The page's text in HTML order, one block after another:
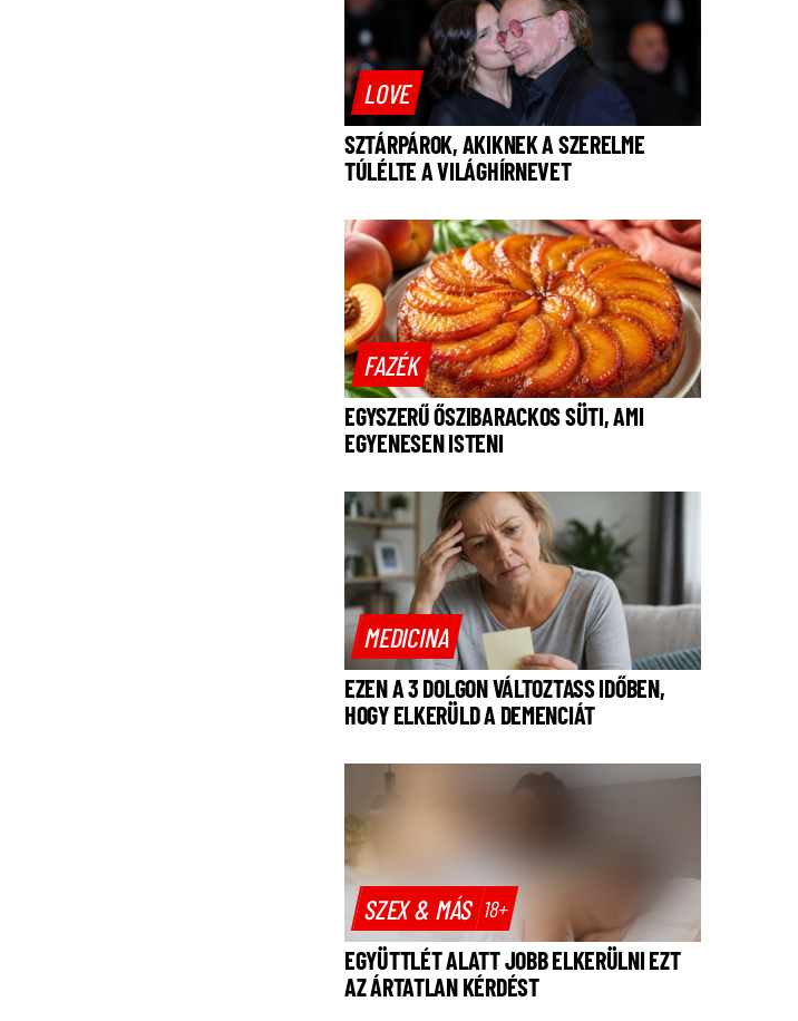
LOVE
SZTÁRPÁROK, AKIKNEK A SZERELME
TÚLÉLTE A VILÁGHÍRNEVET
FAZÉK
EGYSZERŰ ŐSZIBARACKOS SÜTI, AMI
EGYENESEN ISTENI
MEDICINA
EZEN A 3 DOLGON VÁLTOZTASS IDŐBEN,
HOGY ELKERÜLD A DEMENCIÁT
SZEX & MÁS 18+
EGYÜTTLÉT ALATT JOBB ELKERÜLNI EZT
AZ ÁRTATLAN KÉRDÉST